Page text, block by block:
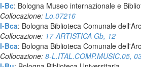
I-Bc: Bologna Museo internazionale e
Collocazione: Lo.07216
I-Bca: Bologna Biblioteca Comunale
Collocazione: 17-ARTISTICA Gb, 12
I-Bca: Bologna Biblioteca Comunale
Collocazione: 8-L.ITAL.COMP.MUSIC.05,